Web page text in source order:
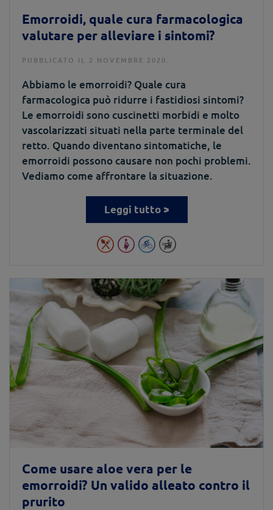
Emorroidi, quale cura farmacologica
valutare per alleviare i sintomi?
PUBBLICATO IL 2 NOVEMBRE 2020.
Abbiamo le emorroidi? Quale cura
farmacologica può ridurre i fastidiosi sintomi?
Le emorroidi sono cuscinetti morbidi e molto
vascolarizzati situati nella parte terminale del
retto. Quando diventano sintomatiche, le
emorroidi possono causare non pochi problemi.
Vediamo come affrontare la situazione.
Leggi tutto >
Come usare aloe vera per le
emorroidi? Un valido alleato contro il
prurito